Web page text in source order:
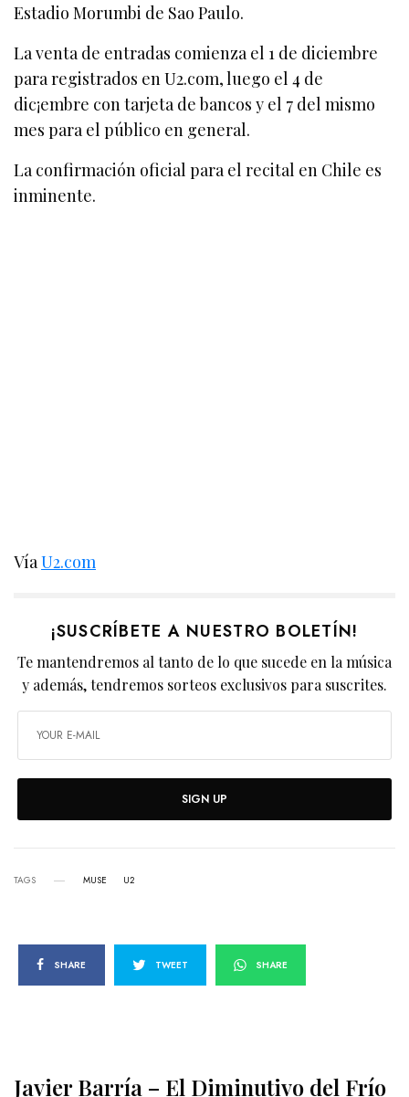
Estadio Morumbi de Sao Paulo.
La venta de entradas comienza el 1 de diciembre
para registrados en U2.com, luego el 4 de
dic¡embre con tarjeta de bancos y el 7 del mismo
mes para el público en general.
La confirmación oficial para el recital en Chile es
inminente.
VíaU2.com
¡SUSCRÍBETE A NUESTRO BOLETÍN!
Te mantendremos al tanto de lo que sucede en la música
y además, tendremos sorteos exclusivos para suscrites.
SIGN UP
TAGS MUSE U2
SHARE TWEET SHARE
Javier Barría – El Diminutivo del Frío